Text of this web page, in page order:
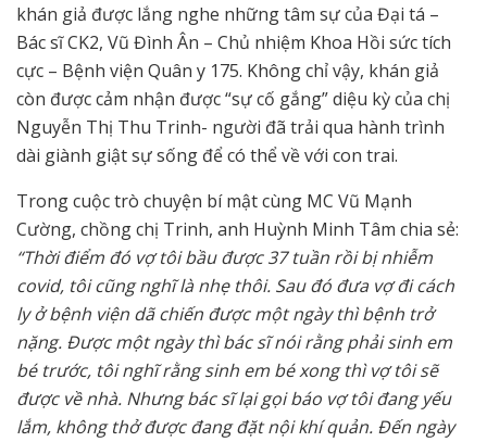
khán giả được lắng nghe những tâm sự của Đại tá –
Bác sĩ CK2, Vũ Đình Ân – Chủ nhiệm Khoa Hồi sức tích
cực – Bệnh viện Quân y 175. Không chỉ vậy, khán giả
còn được cảm nhận được “sự cố gắng” diệu kỳ của chị
Nguyễn Thị Thu Trinh- người đã trải qua hành trình
dài giành giật sự sống để có thể về với con trai.
Trong cuộc trò chuyện bí mật cùng MC Vũ Mạnh
Cường, chồng chị Trinh, anh Huỳnh Minh Tâm chia sẻ:
“Thời điểm đó vợ tôi bầu được 37 tuần rồi bị nhiễm
covid, tôi cũng nghĩ là nhẹ thôi. Sau đó đưa vợ đi cách
ly ở bệnh viện dã chiến được một ngày thì bệnh trở
nặng. Được một ngày thì bác sĩ nói rằng phải sinh em
bé trước, tôi nghĩ rằng sinh em bé xong thì vợ tôi sẽ
được về nhà. Nhưng bác sĩ lại gọi báo vợ tôi đang yếu
lắm, không thở được đang đặt nội khí quản. Đến ngày